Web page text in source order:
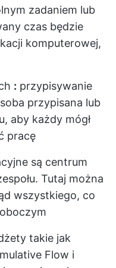
zadaniem lub
czas będzie
komputerowej,
: przypisywanie
przypisana lub
aby każdy mógł
pracę
są centrum
Tutaj można
wszystkiego, co
takie jak
Flow i